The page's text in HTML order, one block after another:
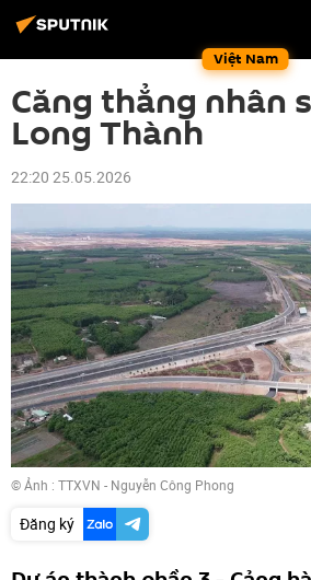
Việt Nam
Căng thẳng nhân
Long Thành
22:20 25.05.2026
© Ảnh : TTXVN - Nguyễn Công Phong
Đăng ký